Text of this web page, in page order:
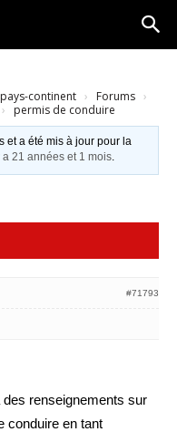
continent › Forums ›
› permis de conduire
et a été mis à jour pour la
a 21 années et 1 mois.
#71793
des renseignements sur
conduire en tant